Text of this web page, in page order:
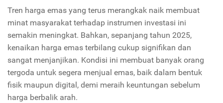
Tren harga emas yang terus merangkak naik membuat
minat masyarakat terhadap instrumen investasi ini
semakin meningkat. Bahkan, sepanjang tahun 2025,
kenaikan harga emas terbilang cukup signifikan dan
sangat menjanjikan. Kondisi ini membuat banyak orang
tergoda untuk segera menjual emas, baik dalam bentuk
fisik maupun digital, demi meraih keuntungan sebelum
harga berbalik arah.